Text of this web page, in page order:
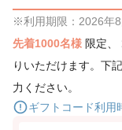
※利用期限：2026年
先着1000名様 限定、
りいただけます。下
力ください。
ギフトコード利用